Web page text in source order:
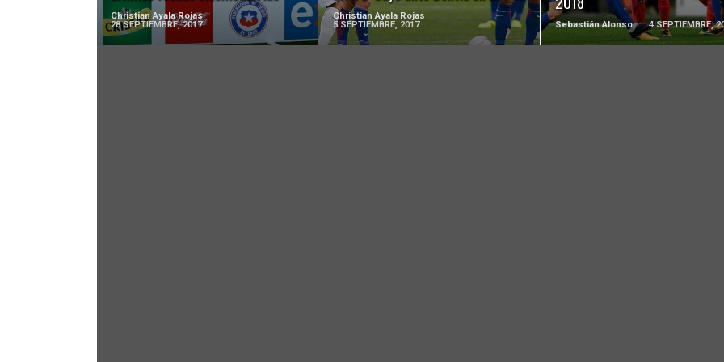
Christian Ayala Rojas
28 SEPTIEMBRE, 2017
Christian Ayala Rojas
5 SEPTIEMBRE, 2017
Sebastián Alonso 4 SEPTIEMBRE,